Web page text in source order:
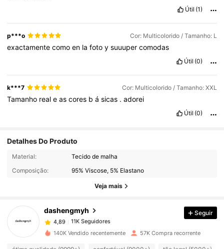
Útil (1)
p***o Cor: Multicolorido / Tamanho: L
exactamentecomoen lafotoysuuupercomodas
Útil (0)
k***7 Cor: Multicolorido / Tamanho: XXL
Tamanho realeascores básicas .adorei
Útil (0)
Detalhes Do Produto
Material:
Tecido de malha
Composição:
95% Viscose, 5% Elastano
Veja mais
dashengmyh
11K Seguidores
4,89
11K Seguidores
g***1 pago1 dia atrás
4,89
Seguir
140K Vendido recentemente 57K Compra recorrente